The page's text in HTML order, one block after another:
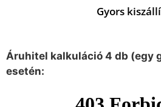
Gyors
Áruhitel kalkuláció 4 db (egy
esetén: